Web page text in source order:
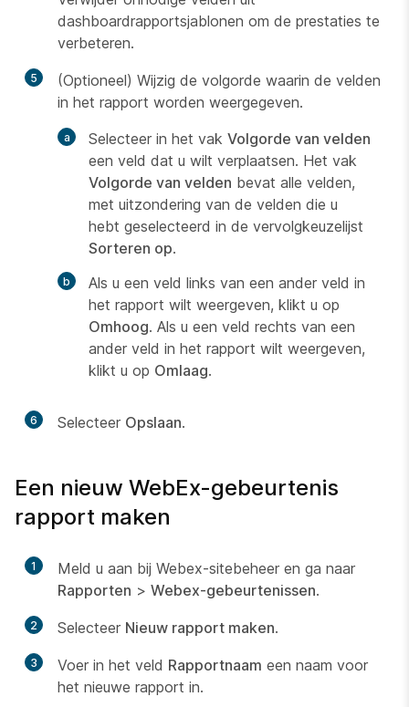
dashboardrapportsjablonen om de prestaties te
verbeteren.
5
(Optioneel) Wijzig de volgorde waarin de velden
in het rapport worden weergegeven.
Selecteer in het vak Volgorde van velden
een veld dat u wilt verplaatsen. Het vak
Volgorde van velden bevat alle velden,
met uitzondering van de velden die u
hebt geselecteerd in de vervolgkeuzelijst
Sorteren op.
Als u een veld links van een ander veld in
het rapport wilt weergeven, klikt u op
Omhoog. Als u een veld rechts van een
ander veld in het rapport wilt weergeven,
klikt u op Omlaag.
6 Selecteer Opslaan.
Een nieuw WebEx-gebeurtenis
rapport maken
1
Meld u aan bij Webex-sitebeheer en ga naar
Rapporten > Webex-gebeurtenissen.
2 Selecteer Nieuw rapport maken.
3 Voer in het veld Rapportnaam een naam voor
het nieuwe rapport in.